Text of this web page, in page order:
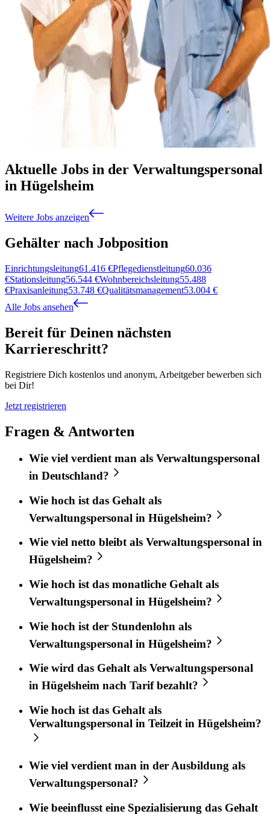
Aktuelle Jobs in der Verwaltungspersonal
in Hügelsheim
Weitere Jobs anzeigen
Gehälter nach Jobposition
Einrichtungsleitung61.416 €Pflegedienstleitung60.036
€Stationsleitung56.544 €Wohnbereichsleitung55.488
€Praxisanleitung53.748 €Qualitätsmanagement53.004 €
Alle Jobs ansehen
Bereit für Deinen nächsten
Karriereschritt?
Registriere Dich kostenlos und anonym, Arbeitgeber bewerben sich
bei Dir!
Jetzt registrieren
Fragen & Antworten
Wie viel verdient man als Verwaltungspersonal
in Deutschland?
Wie hoch ist das Gehalt als
Verwaltungspersonal in Hügelsheim?
Wie viel netto bleibt als Verwaltungspersonal in
Hügelsheim?
Wie hoch ist das monatliche Gehalt als
Verwaltungspersonal in Hügelsheim?
Wie hoch ist der Stundenlohn als
Verwaltungspersonal in Hügelsheim?
Wie wird das Gehalt als Verwaltungspersonal
in Hügelsheim nach Tarif bezahlt?
Wie hoch ist das Gehalt als
Verwaltungspersonal in Teilzeit in Hügelsheim?
Wie viel verdient man in der Ausbildung als
Verwaltungspersonal?
Wie beeinflusst eine Spezialisierung das Gehalt